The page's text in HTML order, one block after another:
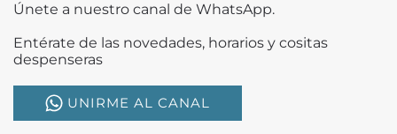
Únete a nuestro canal de WhatsApp.
Entérate de las novedades, horarios y cositas
despenseras
UNIRME AL CANAL